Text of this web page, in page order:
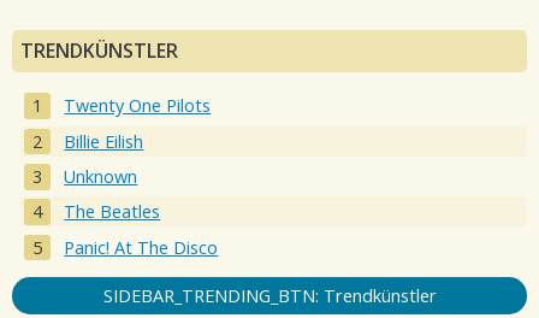
TRENDKÜNSTLER
Twenty One Pilots
Billie Eilish
Unknown
The Beatles
Panic! At The Disco
SIDEBAR_TRENDING_BTN: Trendkünstler